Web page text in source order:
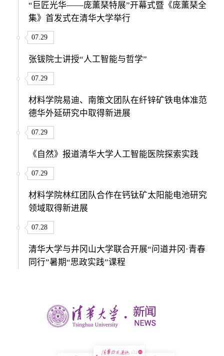
“巨匠光华——庞薰琹特展”开幕式暨《庞薰琹全
集》首发式在清华大学举行
07.29
张钹院士讲授“人工智能与哲学”
07.29
材料学院易迪、南策文团队在纤锌矿铁电体准范
德华外延研究中取得新进展
07.29
《自然》报道清华大学人工智能医院探索实践
07.29
材料学院林红团队合作在钙钛矿太阳能电池研究
领域取得新进展
07.28
清华大学与井冈山大学联合开展“问道井冈·青春
同行”暑期“思政实践”课程